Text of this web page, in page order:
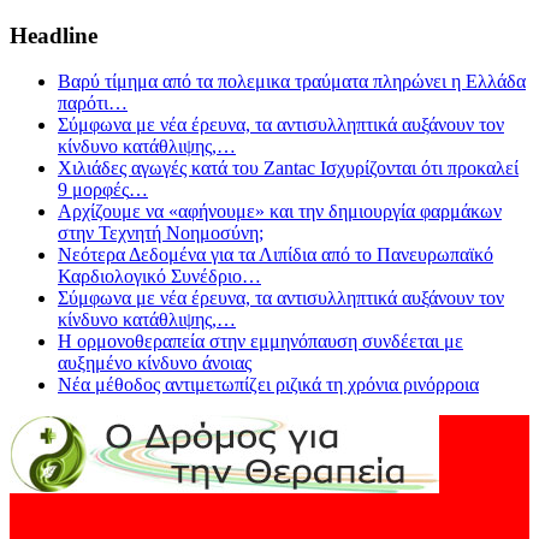
Headline
Βαρύ τίμημα από τα πολεμικα τραύματα πληρώνει η Ελλάδα
παρότι…
Σύμφωνα με νέα έρευνα, τα αντισυλληπτικά αυξάνουν τον
κίνδυνο κατάθλιψης,…
Χιλιάδες αγωγές κατά του Zantac Ισχυρίζονται ότι προκαλεί
9 μορφές…
Αρχίζουμε να «αφήνουμε» και την δημιουργία φαρμάκων
στην Τεχνητή Νοημοσύνη;
Νεότερα Δεδομένα για τα Λιπίδια από το Πανευρωπαϊκό
Καρδιολογικό Συνέδριο…
Σύμφωνα με νέα έρευνα, τα αντισυλληπτικά αυξάνουν τον
κίνδυνο κατάθλιψης,…
Η ορμονοθεραπεία στην εμμηνόπαυση συνδέεται με
αυξημένο κίνδυνο άνοιας
Νέα μέθοδος αντιμετωπίζει ριζικά τη χρόνια ρινόρροια